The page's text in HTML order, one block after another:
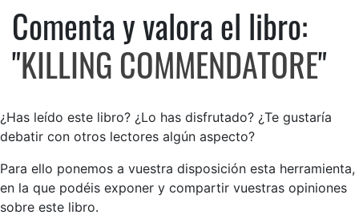
Comenta y valora el libro:
Comenta y valora el libro:
"KILLING COMMENDATORE"
¿Has leído este libro? ¿Lo has disfrutado? ¿Te gustaría
debatir con otros lectores algún aspecto?
Para ello ponemos a vuestra disposición esta herramienta,
en la que podéis exponer y compartir vuestras opiniones
sobre este libro.